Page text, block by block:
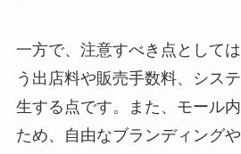
一方で、注意すべき点として
う出店料や販売手数料、シス
生する点です。また、モール
ため、自由なブランディング